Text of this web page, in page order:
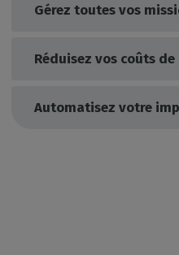
Gérez toutes vos
Réduisez vos coûts
Automatisez votre